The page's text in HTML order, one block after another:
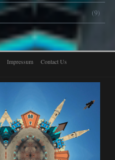
(9)
Impressum Contact Us